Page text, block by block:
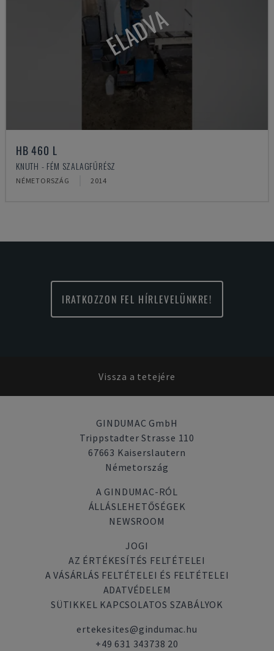
ELADVA
HB 460 L
KNUTH - FÉM SZALAGFŰRÉSZ
NÉMETORSZÁG 2014
IRATKOZZON FEL HÍRLEVELÜNKRE!
Vissza a tetejére
GINDUMAC GmbH
Trippstadter Strasse 110
67663 Kaiserslautern
Németország
A GINDUMAC-RÓL
ÁLLÁSLEHETŐSÉGEK
NEWSROOM
JOGI
AZ ÉRTÉKESÍTÉS FELTÉTELEI
A VÁSÁRLÁS FELTÉTELEI ÉS FELTÉTELEI
ADATVÉDELEM
SÜTIKKEL KAPCSOLATOS SZABÁLYOK
ertekesites@gindumac.hu
+49 631 343738 20